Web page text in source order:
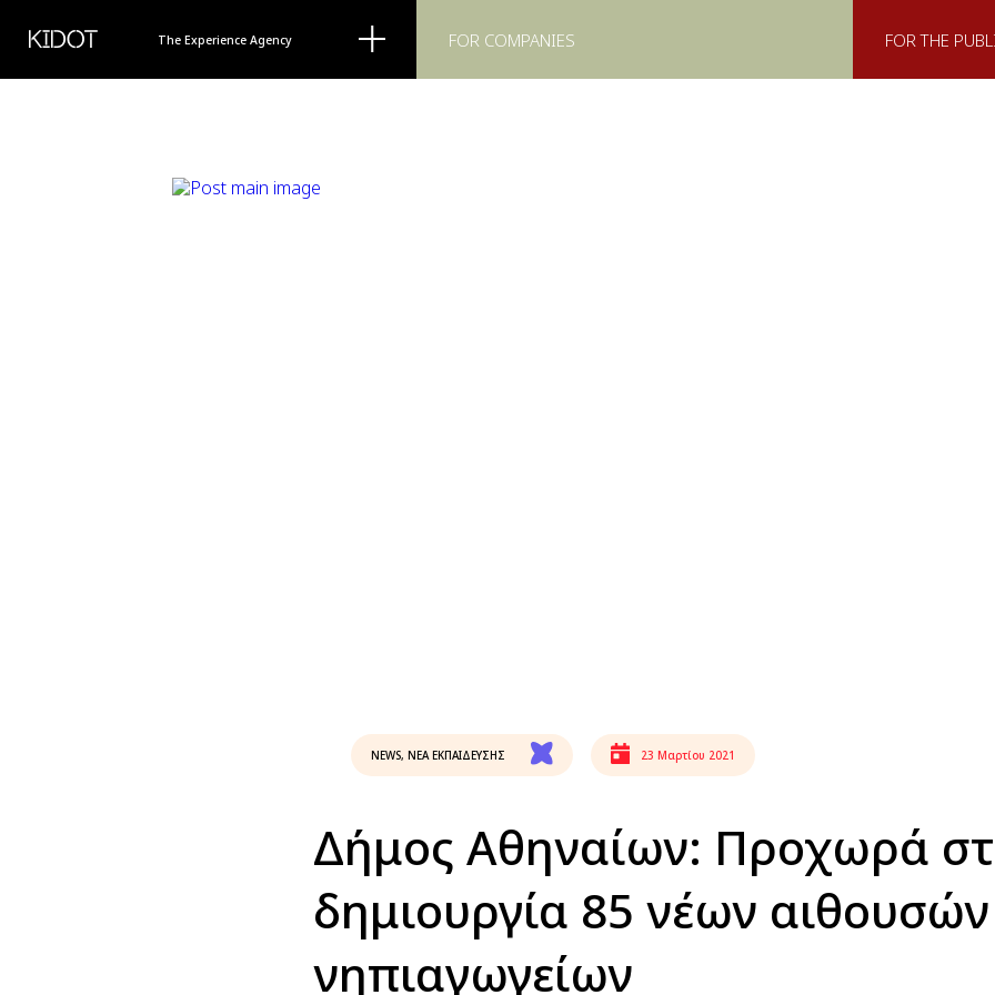
KIDOT The Experience Agency FOR COMPANIES FOR THE
NEWS, ΝΕΑ ΕΚΠΑΙΔΕΥΣΗΣ 23 Μαρτίου 2021
Δήμος Αθηναίων: Προχωρά
δημιουργία 85 νέων αιθουσών
νηπιαγωγείων